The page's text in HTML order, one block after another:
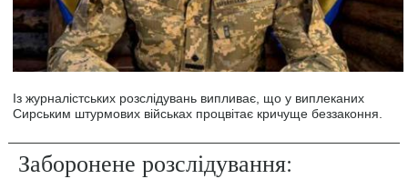
Із журналістських розслідувань випливає, що у виплеканих
Сирським штурмових військах процвітає кричуще беззаконня.
Заборонене розслідування: